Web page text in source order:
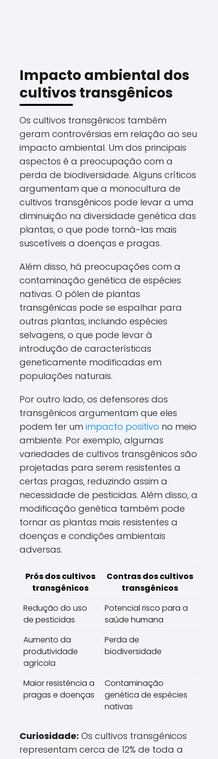
Impacto ambiental dos
cultivos transgênicos
Os cultivos transgênicos também
geram controvérsias em relação ao seu
impacto ambiental. Um dos principais
aspectos é a preocupação com a
perda de biodiversidade. Alguns críticos
argumentam que a monocultura de
cultivos transgênicos pode levar a uma
diminuição na diversidade genética das
plantas, o que pode torná-las mais
suscetíveis a doenças e pragas.
Além disso, há preocupações com a
contaminação genética de espécies
nativas. O pólen de plantas
transgênicas pode se espalhar para
outras plantas, incluindo espécies
selvagens, o que pode levar à
introdução de características
geneticamente modificadas em
populações naturais.
Por outro lado, os defensores dos
transgênicos argumentam que eles
podem ter um impacto positivo no meio
ambiente. Por exemplo, algumas
variedades de cultivos transgênicos são
projetadas para serem resistentes a
certas pragas, reduzindo assim a
necessidade de pesticidas. Além disso, a
modificação genética também pode
tornar as plantas mais resistentes a
doenças e condições ambientais
adversas.
Prós dos cultivos
transgênicos
Contras dos cultivos
transgênicos
Redução do uso
de pesticidas
Potencial risco para a
saúde humana
Aumento da
produtividade
agrícola
Perda de
biodiversidade
Maior resistência a
pragas e doenças
Contaminação
genética de espécies
nativas
Curiosidade: Os cultivos transgênicos
representam cerca de 12% de toda a